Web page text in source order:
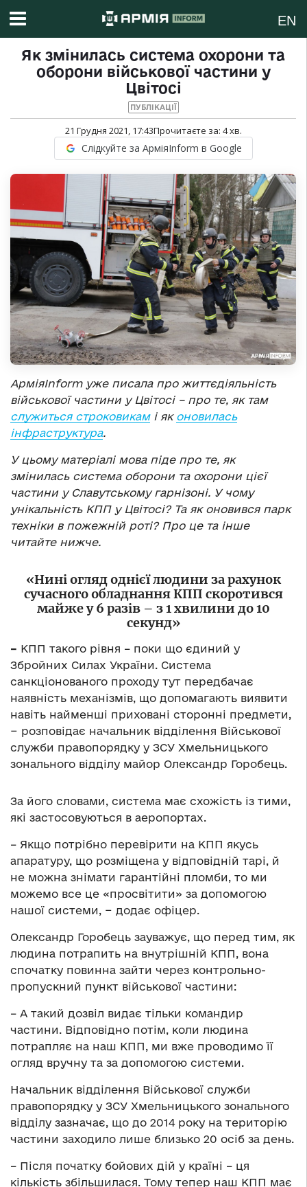
EN
Як змінилась система охорони та
оборони військової частини у
Цвітосі
ПУБЛІКАЦІЇ
21 Грудня 2021, 17:43Прочитаєте за: 4хв.
Слідкуйте за АрміяInform в Google
АрміяInform уже писала про життєдіяльність
військової частини у Цвітосі – про те, як там
служиться строковикаміяк оновилась
інфраструктура.
У цьому матеріалі мова піде про те, як
змінилась система оборони та охорони цієї
частини у Славутському гарнізоні. У чому
унікальність КПП у Цвітосі? Та як оновився парк
техніки в пожежній роті? Про це та інше
читайте нижче.
«Нині огляд однієї людини за рахунок
сучасного обладнання КПП скоротився
майже у 6 разів – з 1 хвилини до 10
секунд»
– КПП такого рівня – поки що єдиний у
Збройних Силах України. Система
санкціонованого проходу тут передбачає
наявність механізмів, що допомагають виявити
навіть найменші приховані сторонні предмети,
− розповідає начальник відділення Військової
служби правопорядку у ЗСУ Хмельницького
зонального відділу майор Олександр Горобець.
За його словами, система має схожість із тими,
які застосовуються в аеропортах.
– Якщо потрібно перевірити на КПП якусь
апаратуру, що розміщена у відповідній тарі, й
не можна знімати гарантійні пломби, то ми
можемо все це «просвітити» за допомогою
нашої системи, − додає офіцер.
Олександр Горобець зауважує, що перед тим, як
людина потрапить на внутрішній КПП, вона
спочатку повинна зайти через контрольно-
пропускний пункт військової частини:
– А такий дозвіл видає тільки командир
частини. Відповідно потім, коли людина
потрапляє на наш КПП, ми вже проводимо її
огляд вручну та за допомогою системи.
Начальник відділення Військової служби
правопорядку у ЗСУ Хмельницького зонального
відділу зазначає, що до 2014 року на територію
частини заходило лише близько 20 осіб за день.
– Після початку бойових дій у країні – ця
кількість збільшилася. Тому тепер наш КПП має